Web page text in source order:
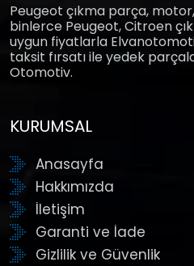
Peugeot çıkma parça,
binlerce Peugeot, Citroen
uygun fiyatlarla
taksit fırsatı ile yedek
Otomotiv.
KURUMSAL
Anasayfa
Hakkımızda
İletişim
Garanti ve İade
Gizlilik ve Güvenlik